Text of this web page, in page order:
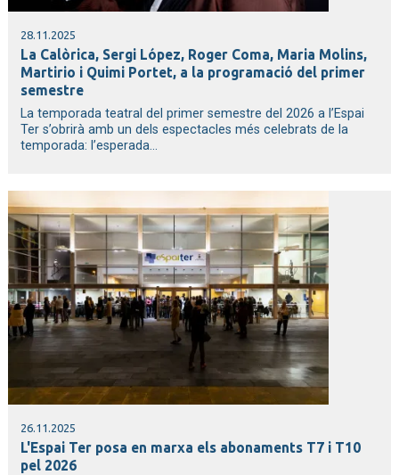
28.11.2025
La Calòrica, Sergi López, Roger Coma, Maria Molins,
Martirio i Quimi Portet, a la programació del primer
semestre
La temporada teatral del primer semestre del 2026 a l’Espai
Ter s’obrirà amb un dels espectacles més celebrats de la
temporada: l’esperada...
26.11.2025
L'Espai Ter posa en marxa els abonaments T7 i T10
pel 2026